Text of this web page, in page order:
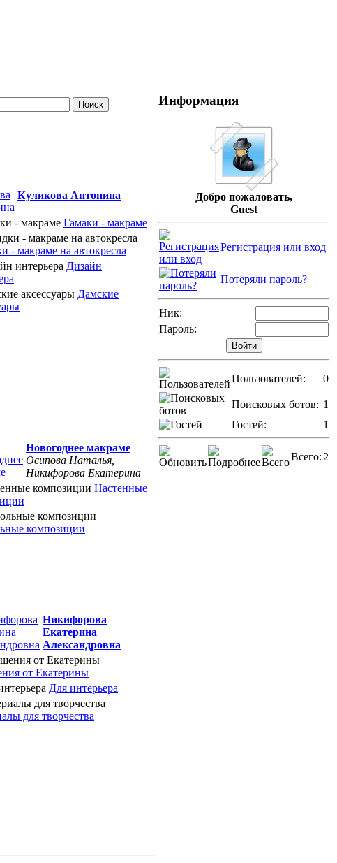
Куликова Антонина
Гамаки - макраме
- макраме на автокресла
Дизайн
Дамские
Новогоднее макраме
Осипова Наталья,
Никифорова Екатерина
Настенные
композиции
Никифорова
Екатерина
Александровна
от Екатерины
Для интерьера
для творчества
Информация
Добро пожаловать,
Guest
Регистрация или вход
Потеряли пароль?
Ник:
Пароль:
Пользователей: 0
Поисковых ботов: 1
Гостей:
1
Всего:2